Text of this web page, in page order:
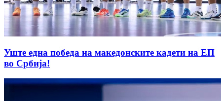
Уште една победа на македонските кадети на ЕП
во Србија!